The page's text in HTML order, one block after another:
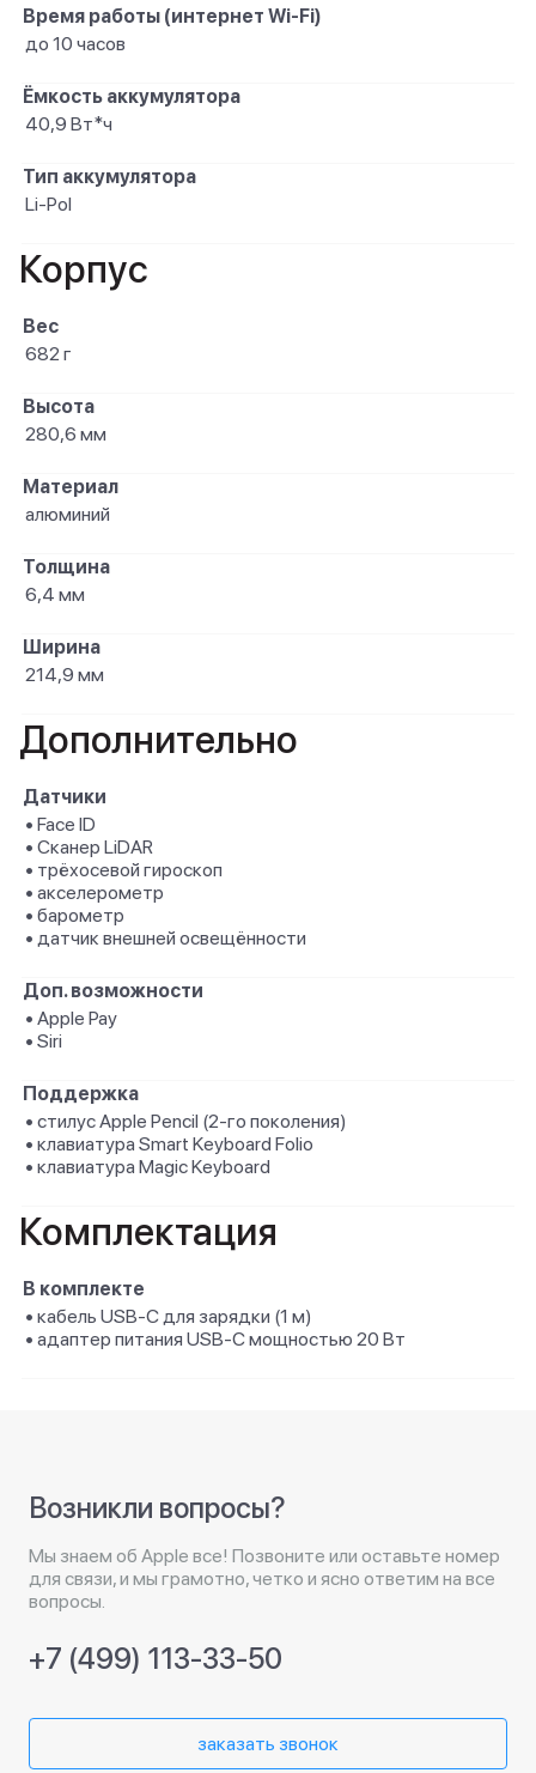
Время работы (интернет Wi-Fi)
до 10 часов
Ёмкость аккумулятора
40,9 Вт*ч
Тип аккумулятора
Li-Pol
Корпус
Вес
682 г
Высота
280,6 мм
Материал
алюминий
Толщина
6,4 мм
Ширина
214,9 мм
Дополнительно
Датчики
• Face ID
• Сканер LiDAR
• трёхосевой гироскоп
• акселерометр
• барометр
• датчик внешней освещённости
Доп. возможности
• Apple Pay
• Siri
Поддержка
• стилус Apple Pencil (2‑го поколения)
• клавиатура Smart Keyboard Folio
• клавиатура Magic Keyboard
Комплектация
В комплекте
• кабель USB‑C для зарядки (1 м)
• адаптер питания USB‑C мощностью 20 Вт
Возникли вопросы?
Мы знаем об Apple все! Позвоните или оставьте номер
для связи, и мы грамотно, четко и ясно ответим на все
вопросы.
+7 (499) 113-33-50
заказать звонок